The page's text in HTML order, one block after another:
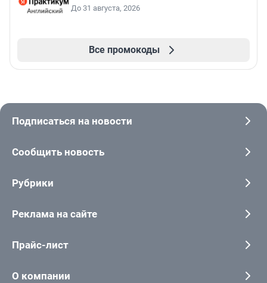
До 31 августа, 2026
Все промокоды
Подписаться на новости
Сообщить новость
Рубрики
Реклама на сайте
Прайс-лист
О компании